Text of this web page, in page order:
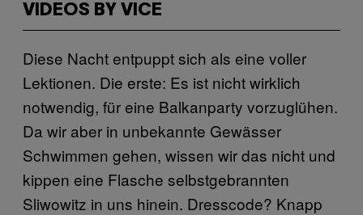
VIDEOS BY VICE
Diese Nacht entpuppt sich als eine voller
Lektionen. Die erste: Es ist nicht wirklich
notwendig, für eine Balkanparty vorzuglühen.
Da wir aber in unbekannte Gewässer
Schwimmen gehen, wissen wir das nicht und
kippen eine Flasche selbstgebrannten
Sliwowitz in uns hinein. Dresscode? Knapp